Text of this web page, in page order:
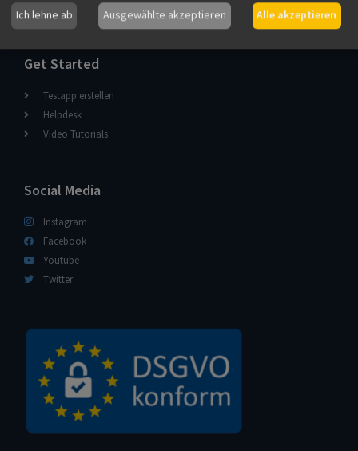
DSA, DDG & TKG
Get Started
Testapp erstellen
Helpdesk
Video Tutorials
Social Media
Instagram
Facebook
Youtube
Twitter
Ich lehne ab Ausgewählte akzeptieren Alle akzeptieren